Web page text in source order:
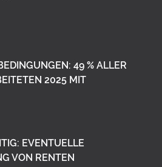
49 % ALLER
2025 MIT
EVENTUELLE
VON RENTEN